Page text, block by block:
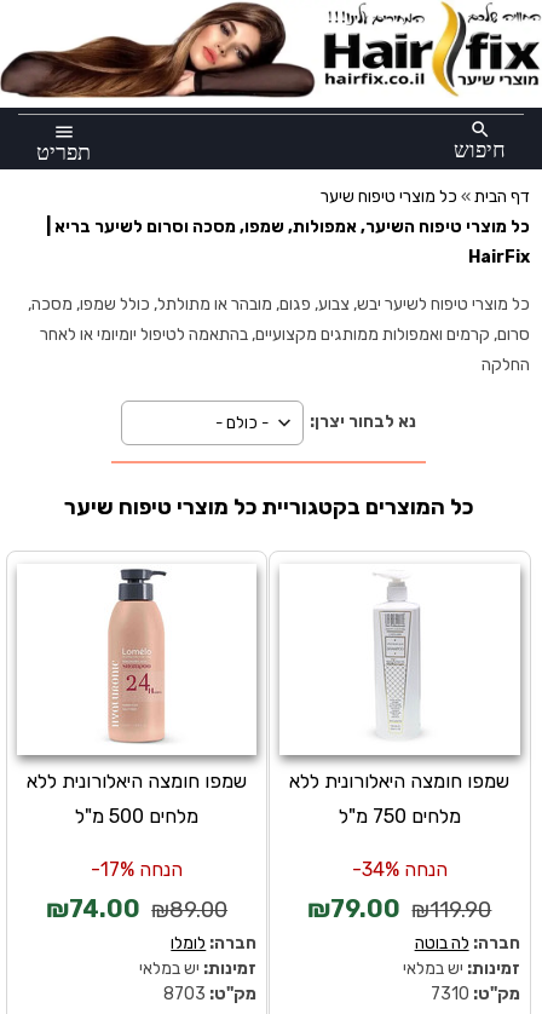
menu
תפריט
search
חיפוש
דף הבית» כל מוצרי טיפוח שיער
כל מוצרי טיפוח השיער, אמפולות, שמפו, מסכה וסרום לשיער בריא |
HairFix
כל מוצרי טיפוח לשיער יבש, צבוע, פגום, מובהר או מתולתל, כולל שמפו, מסכה,
סרום, קרמים ואמפולות ממותגים מקצועיים, בהתאמה לטיפול יומיומי או לאחר
החלקה
נא לבחור יצרן:
כל המוצרים בקטגוריית כל מוצרי טיפוח שיער
שמפו חומצה היאלורונית ללא
מלחים 500 מ"ל
הנחה 17%-
₪89.00
₪74.00
חברה: לומלו
זמינות: יש במלאי
מק''ט:
שמפו חומצה היאלורונית ללא
מלחים 750 מ"ל
הנחה 34%-
₪119.90
₪79.00
חברה: לה בוטה
זמינות: יש במלאי
מק''ט:
×